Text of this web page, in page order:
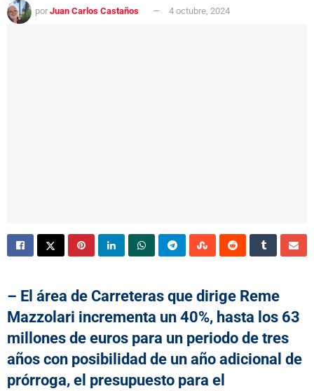
por Juan Carlos Castaños 4 octubre, 2024
– El área de Carreteras que dirige Reme
Mazzolari incrementa un 40%, hasta los 63
millones de euros para un periodo de tres
años con posibilidad de un año adicional de
prórroga, el presupuesto para el